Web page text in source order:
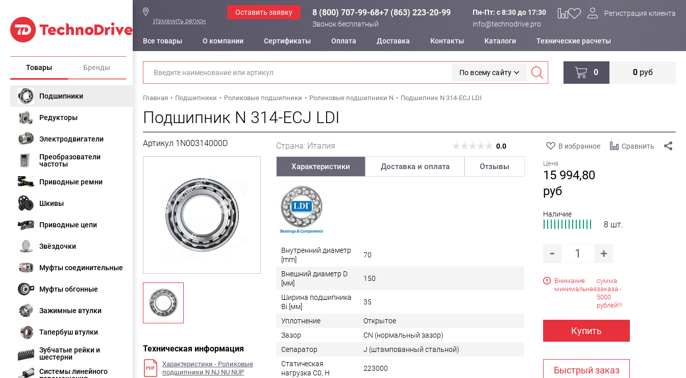
Товары Бренды
Подшипники
Редукторы
Электродвигатели
Преобразователи
частоты
Приводные ремни
Шкивы
Приводные цепи
Звёздочки
Муфты соединительные
Муфты обгонные
Зажимные втулки
Тапербуш втулки
Зубчатые рейки и
шестерни
Системы линейного
Изменить регион
Оставить заявку 8 (800) 707-99-68+7 (863) 223-20-99
Звонок бесплатный
Пн-Пт: c 8:30 до 17:30
info@technodrive.pro
Регистрация клиента
Все товары О компании Сертификаты Оплата Доставка Контакты Каталоги Технические расчеты
По всему сайту 0 0руб
Главная Подшипники Роликовые подшипники Роликовые подшипники N Подшипник N 314-ECJ LDI
Подшипник N 314-ECJ LDI
Артикул 1N00314000D Страна: Италия 0.0 В избранное Сравнить
Техническая информация
Характеристики - Роликовые
подшипники N NJ NU NUP
Цена
15 994,80
руб
Наличие
8 шт.
Внимание:
минимальная
сумма
заказа -
5000
рублей!!!
Купить
Быстрый заказ
Характеристики Доставка и оплата Отзывы
Внутренний диаметр
[mm]
70
Внешний диаметр D
[мм]
150
Ширина подшипника
Bi [мм]
35
Уплотнение
Открытое
Зазор
CN (нормальный зазор)
Сепаратор
J (штампованный стальной)
Статическая
нагрузка C0, Н
223000